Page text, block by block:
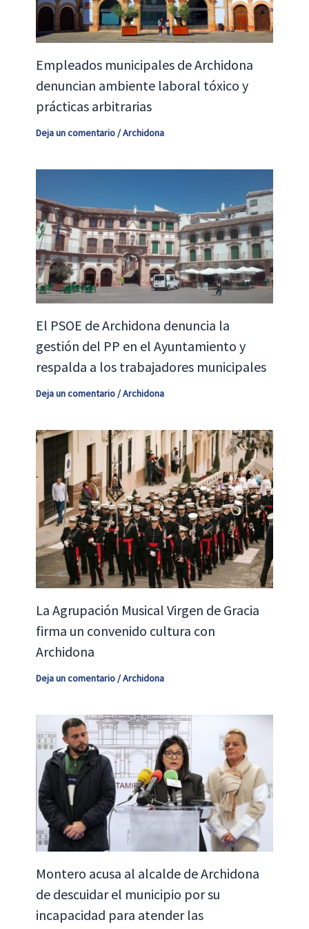
Empleados municipales de Archidona
denuncian ambiente laboral tóxico y
prácticas arbitrarias
Deja un comentario/Archidona
El PSOE de Archidona denuncia la
gestión del PP en el Ayuntamiento y
respalda a los trabajadores municipales
Deja un comentario/Archidona
La Agrupación Musical Virgen de Gracia
firma un convenido cultura con
Archidona
Deja un comentario/Archidona
Montero acusa al alcalde de Archidona
de descuidar el municipio por su
incapacidad para atender las